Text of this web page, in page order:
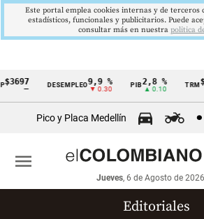
Cintillo
económicos
Colombia
DESEMPLEO 9,9 %
▼ 0.30
PIB2,8 %
▲ 0.10
TRM
Pico y Placa Medellín
Jueves, 6 de Agosto de 2026
menu
Editoriales
Este portal emplea cookies internas y de terceros
estadísticos, funcionales y publicitarios. Puede
consultar más en nuestra politica